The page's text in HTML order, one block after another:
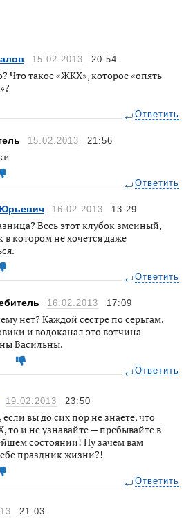
15.02.2013 20:54
Что такое «ЖКХ», которое «опять
Ответить
15.02.2013 21:56
Ответить
16.02.2013 13:29
Весь этот клубок змеиный,
котором не хочется даже
Ответить
16.02.2013 17:09
нет? Каждой сестре по серьгам.
и водоканал это вотчина
Васильны.
Ответить
19.02.2013 23:50
вы до сих пор не знаете, что
то и не узнавайте — пребывайте в
состоянии! Ну зачем вам
праздник жизни?!
Ответить
21:03